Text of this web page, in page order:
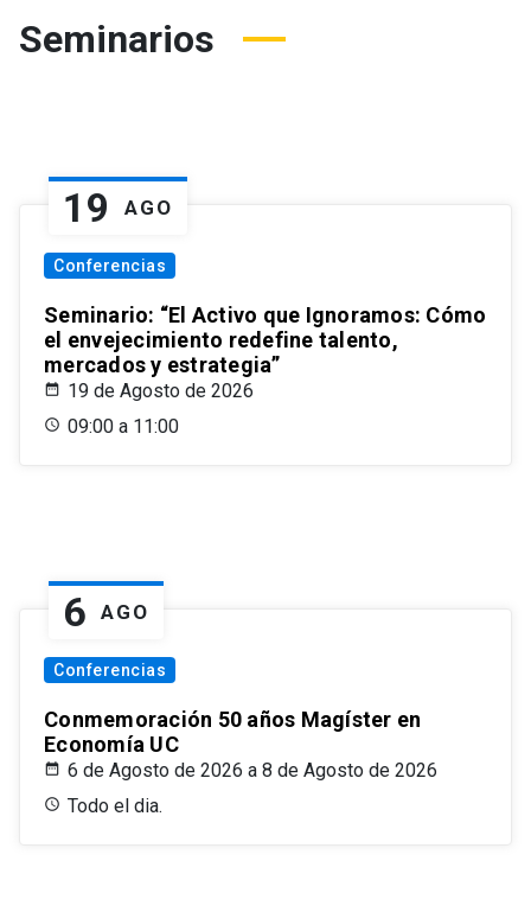
Seminarios
19 AGO
Conferencias
Seminario: “El Activo que Ignoramos: Cómo
el envejecimiento redefine talento,
mercados y estrategia”
19 de Agosto de 2026
09:00 a 11:00
6 AGO
Conferencias
Conmemoración 50 años Magíster en
Economía UC
6 de Agosto de 2026 a 8 de Agosto de 2026
Todo el dia.